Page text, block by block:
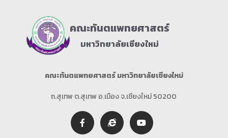
คณะทันตแพทยศาสตร์
มหาวิทยาลัยเชียงใหม่
คณะทันตแพทยศาสตร์ มหาวิทยาลัยเชียงใหม่
ถ.สุเทพ ต.สุเทพ อ.เมือง จ.เชียงใหม่ 50200